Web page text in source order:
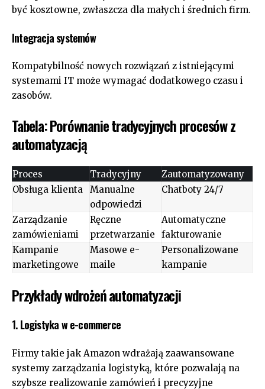
być kosztowne, zwłaszcza dla małych i średnich firm.
Integracja systemów
Kompatybilność nowych rozwiązań z istniejącymi
systemami IT może wymagać dodatkowego czasu i
zasobów.
Tabela: Porównanie tradycyjnych procesów z
automatyzacją
Proces Tradycyjny
Zautomatyzowany
Obsługa klienta
Manualne
odpowiedzi
Chatboty 24/7
Zarządzanie
zamówieniami
Ręczne
przetwarzanie
Automatyczne
fakturowanie
Kampanie
marketingowe
Masowe e-
maile
Personalizowane
kampanie
Przykłady wdrożeń automatyzacji
1. Logistyka w e-commerce
Firmy takie jak Amazon wdrażają zaawansowane
systemy zarządzania logistyką, które pozwalają na
szybsze realizowanie zamówień i precyzyjne